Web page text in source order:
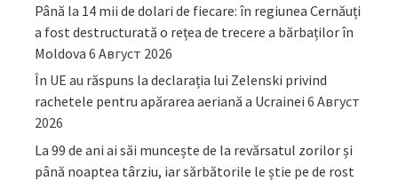
Până la 14 mii de dolari de fiecare: în regiunea Cernăuți
a fost destructurată o rețea de trecere a bărbaților în
Moldova 6 Август 2026
În UE au răspuns la declarația lui Zelenski privind
rachetele pentru apărarea aeriană a Ucrainei 6 Август
2026
La 99 de ani ai săi muncește de la revărsatul zorilor și
până noaptea târziu, iar sărbătorile le știe pe de rost